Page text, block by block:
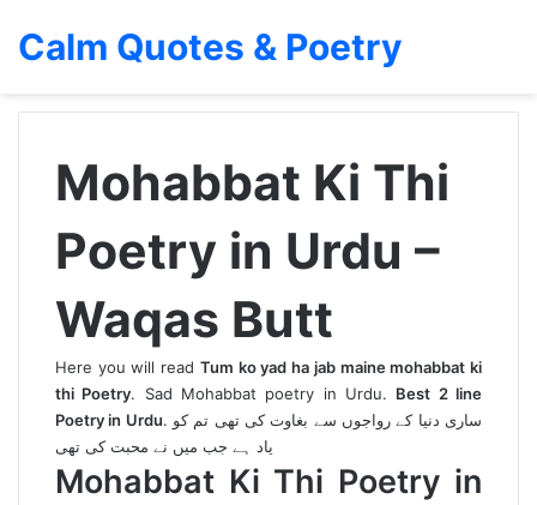
Calm Quotes & Poetry
Mohabbat Ki Thi
Poetry in Urdu –
Waqas Butt
Here you will read Tum ko yad ha jab maine mohabbat ki
thi Poetry. Sad Mohabbat poetry in Urdu. Best 2 line
Poetry in Urdu. ساری دنیا کے رواجوں سے بغاوت کی تھی تم کو
یاد ہے جب میں نے محبت کی تھی
Mohabbat Ki Thi Poetry in